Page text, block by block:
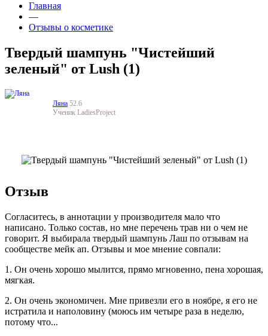
Главная
—
Отзывы о косметике
Твердый шампунь "Чистейший
зеленый" от Lush (1)
Ляна 52.6
Ученик LadiesProject
Отзыв
Согласитесь, в аннотации у производителя мало что
написано. Только состав, но мне перечень трав ни о чем не
говорит. Я выбирала твердый шампунь Лаш по отзывам на
сообществе мейк ап. Отзывы и мое мнение совпали:
1. Он очень хорошо мылится, прямо мгновенно, пена хорошая,
мягкая.
2. Он очень экономичен. Мне привезли его в ноябре, я его не
истратила и наполовину (моюсь им четыре раза в неделю,
потому что...